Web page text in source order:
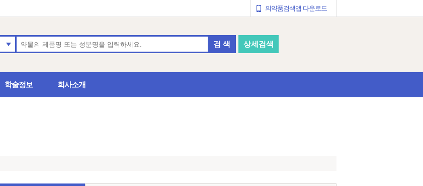
의약품검색앱 다운로드
검 색 상세검색
학술정보 회사소개